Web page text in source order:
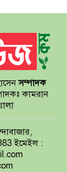
মোটেল-
ইউক্রেনের
টপকে
সম্পাদক
কামরান
ইমেইল :